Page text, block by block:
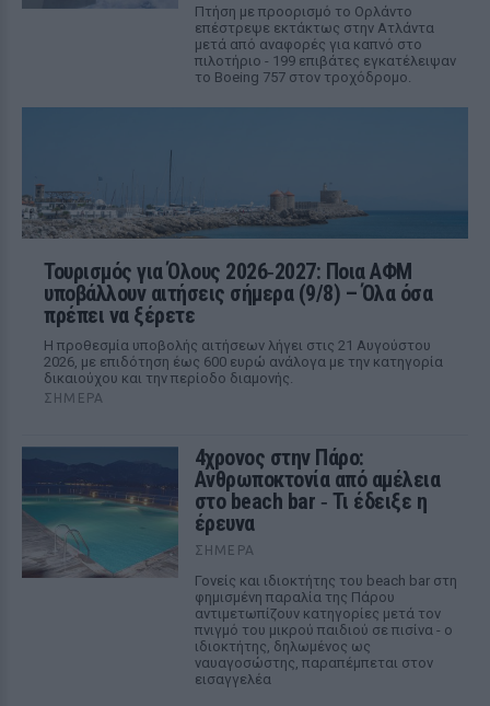
Πτήση με προορισμό το Ορλάντο
επέστρεψε εκτάκτως στην Ατλάντα
μετά από αναφορές για καπνό στο
πιλοτήριο - 199 επιβάτες εγκατέλειψαν
το Boeing 757 στον τροχόδρομο.
Τουρισμός για Όλους 2026‑2027: Ποια ΑΦΜ
υποβάλλουν αιτήσεις σήμερα (9/8) – Όλα όσα
πρέπει να ξέρετε
Η προθεσμία υποβολής αιτήσεων λήγει στις 21 Αυγούστου
2026, με επιδότηση έως 600 ευρώ ανάλογα με την κατηγορία
δικαιούχου και την περίοδο διαμονής.
ΣΉΜΕΡΑ
4χρονος στην Πάρο:
Ανθρωποκτονία από αμέλεια
στο beach bar ‑ Τι έδειξε η
έρευνα
ΣΉΜΕΡΑ
Γονείς και ιδιοκτήτης του beach bar στη
φημισμένη παραλία της Πάρου
αντιμετωπίζουν κατηγορίες μετά τον
πνιγμό του μικρού παιδιού σε πισίνα - ο
ιδιοκτήτης, δηλωμένος ως
ναυαγοσώστης, παραπέμπεται στον
εισαγγελέα